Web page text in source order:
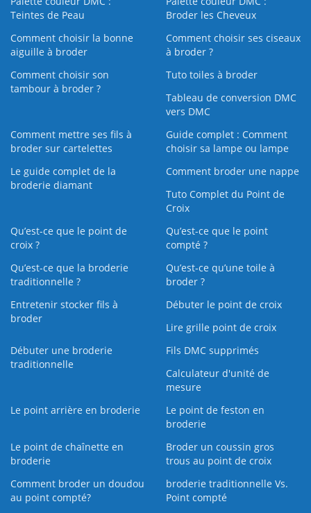
Teintes de Peau
Broder les Cheveux
Comment choisir la bonne
aiguille à broder
Comment choisir ses ciseaux
à broder ?
Comment choisir son
tambour à broder ?
Tuto toiles à broder
Tableau de conversion DMC
vers DMC
Comment mettre ses fils à
broder sur cartelettes
Guide complet : Comment
choisir sa lampe ou lampe
Le guide complet de la
broderie diamant
Comment broder une nappe
Tuto Complet du Point de
Croix
Qu’est-ce que le point de
croix ?
Qu’est-ce que le point
compté ?
Qu’est-ce que la broderie
traditionnelle ?
Qu’est‑ce qu’une toile à
broder ?
Entretenir stocker fils à
broder
Débuter le point de croix
Lire grille point de croix
Débuter une broderie
traditionnelle
Fils DMC supprimés
Calculateur d'unité de
mesure
Le point arrière en broderie
Le point de feston en
broderie
Le point de chaînette en
broderie
Broder un coussin gros
trous au point de croix
Comment broder un doudou
au point compté?
broderie traditionnelle Vs.
Point compté